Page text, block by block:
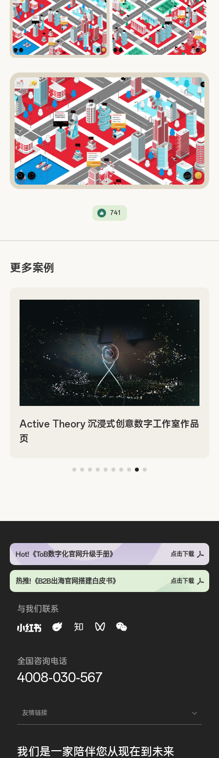
741
更多案例
Active Theory 沉浸式创意数字工作室作品
页
Hot!《ToB数字化官网升级手册》 点击下载
热推!《B2B出海官网搭建白皮书》 点击下载
与我们联系
全国咨询电话
4008-030-567
友情链接
我们是一家陪伴您从现在到未来